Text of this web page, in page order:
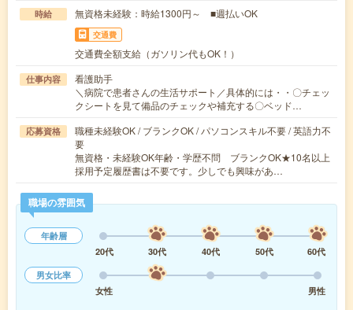
時給 無資格未経験：時給1300円～ ■週払いOK
交通費
交通費全額支給（ガソリン代もOK！）
仕事内容
看護助手
＼病院で患者さんの生活サポート／具体的には・・〇チェッ
クシートを見て備品のチェックや補充する〇ベッド…
応募資格
職種未経験OK / ブランクOK / パソコンスキル不要 / 英語力不
要
無資格・未経験OK年齢・学歴不問 ブランクOK★10名以上
採用予定履歴書は不要です。少しでも興味があ…
職場の雰囲気
年齢層
20代
30代 40代 50代
60代
男女比率
女性
男性